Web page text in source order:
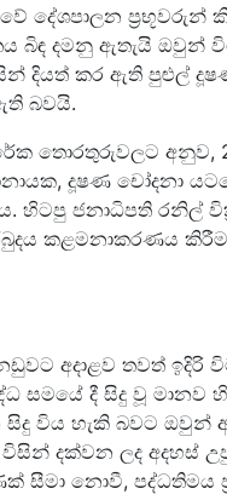
දේශපාලන
බිඳ දමනු ඇතැයි ඔවුන්
දියත් කර ඇති පුළුල්
බවයි.
තොරතුරුවලට අනුව,
දූෂණ චෝදනා
හිටපු ජනාධිපති රනිල්
කළමනාකරණය
අදාළව තවත්
සමයේ දී සිදු වූ මානව
සිදු විය හැකි බවට
දක්වන ලද අදහස්
සීමා නොවී, පද්ධතිමය